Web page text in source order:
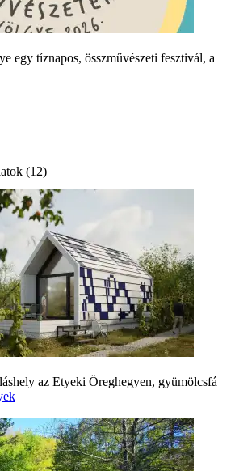
egy tíznapos, összművészeti fesztivál, a
(12)
az Etyeki Öreghegyen, gyümölcsfá